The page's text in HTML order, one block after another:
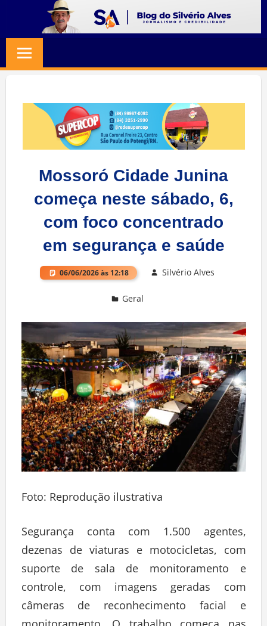
content
SILVERIO
ALVES
Jornalismo
Credibilidade
Mossoró Cidade Junina
começa neste sábado, 6,
com foco concentrado
em segurança e saúde
06/06/2026 às 12:18 Silvério Alves
Geral
Foto: Reprodução ilustrativa
Segurança conta com 1.500 agentes,
dezenas de viaturas e motocicletas, com
suporte de sala de monitoramento e
controle, com imagens geradas com
câmeras de reconhecimento facial e